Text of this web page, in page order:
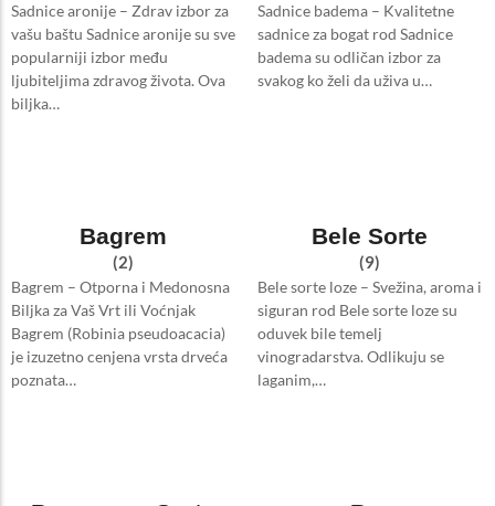
Sadnice aronije – Zdrav izbor za
vašu baštu Sadnice aronije su sve
popularniji izbor među
ljubiteljima zdravog života. Ova
biljka…
Sadnice badema – Kvalitetne
sadnice za bogat rod Sadnice
badema su odličan izbor za
svakog ko želi da uživa u…
Bagrem
(2)
Bagrem – Otporna i Medonosna
Biljka za Vaš Vrt ili Voćnjak
Bagrem (Robinia pseudoacacia)
je izuzetno cenjena vrsta drveća
poznata…
Bele Sorte
(9)
Bele sorte loze – Svežina, aroma i
siguran rod Bele sorte loze su
oduvek bile temelj
vinogradarstva. Odlikuju se
laganim,…